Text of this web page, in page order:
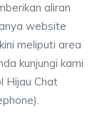
aliran
website
meliputi area
kunjungi kami
Hijau Chat